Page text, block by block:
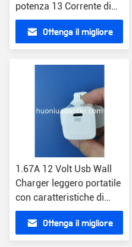
potenza 13 Corrente di
uscita 2.22A
Ottenga il migliore
1.67A 12 Volt Usb Wall
Charger leggero portatile
con caratteristiche di
protezione tripla
Ottenga il migliore